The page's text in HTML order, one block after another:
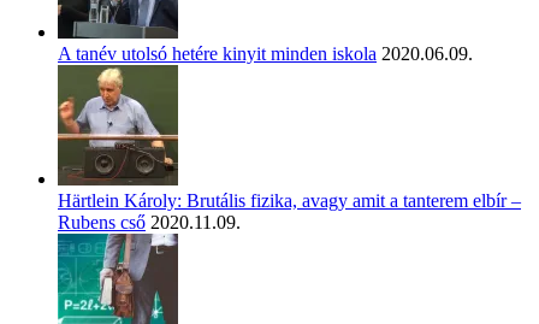
A tanév utolsó hetére kinyit minden iskola 2020.06.09.
Härtlein Károly: Brutális fizika, avagy amit a tanterem elbír –
Rubens cső 2020.11.09.